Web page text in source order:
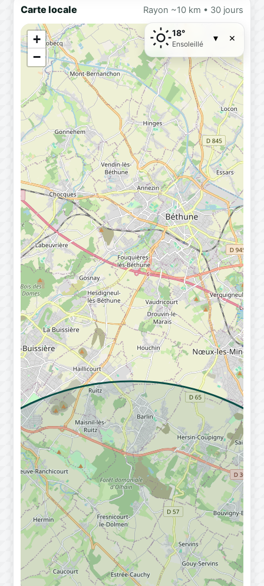
Carte locale Rayon ~10 km • 30 jours
+
−
18°
Ensoleillé ▾ ×